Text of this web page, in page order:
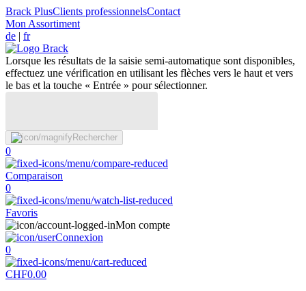
Brack PlusClients professionnelsContact
Mon Assortiment
de | fr
Lorsque les résultats de la saisie semi-automatique sont disponibles,
effectuez une vérification en utilisant les flèches vers le haut et vers
le bas et la touche « Entrée » pour sélectionner.
Rechercher
0
Comparaison
0
Favoris
Mon compte
Connexion
0
CHF0.00